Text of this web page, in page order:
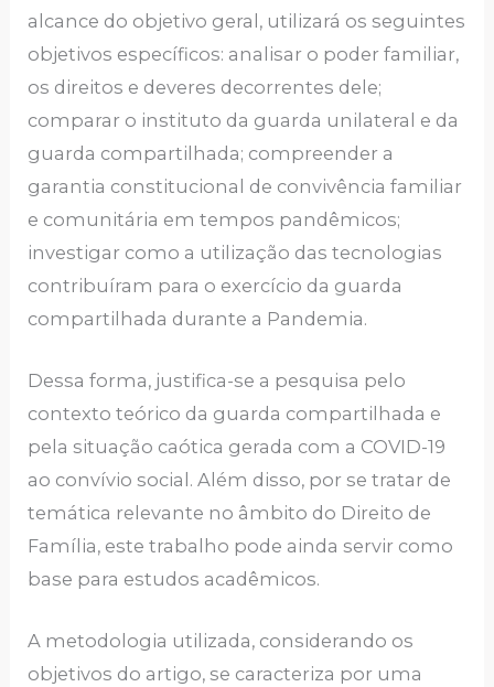
alcance do objetivo geral, utilizará os seguintes
objetivos específicos: analisar o poder familiar,
os direitos e deveres decorrentes dele;
comparar o instituto da guarda unilateral e da
guarda compartilhada; compreender a
garantia constitucional de convivência familiar
e comunitária em tempos pandêmicos;
investigar como a utilização das tecnologias
contribuíram para o exercício da guarda
compartilhada durante a Pandemia.
Dessa forma, justifica-se a pesquisa pelo
contexto teórico da guarda compartilhada e
pela situação caótica gerada com a COVID-19
ao convívio social. Além disso, por se tratar de
temática relevante no âmbito do Direito de
Família, este trabalho pode ainda servir como
base para estudos acadêmicos.
A metodologia utilizada, considerando os
objetivos do artigo, se caracteriza por uma